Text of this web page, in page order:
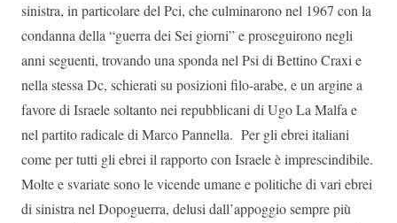
sinistra, in particolare del Pci, che culminarono nel 1967 con la
condanna della “guerra dei Sei giorni” e proseguirono negli
anni seguenti, trovando una sponda nel Psi di Bettino Craxi e
nella stessa Dc, schierati su posizioni filo-arabe, e un argine a
favore di Israele soltanto nei repubblicani di Ugo La Malfa e
nel partito radicale di Marco Pannella. Per gli ebrei italiani
come per tutti gli ebrei il rapporto con Israele è imprescindibile.
Molte e svariate sono le vicende umane e politiche di vari ebrei
di sinistra nel Dopoguerra, delusi dall’appoggio sempre più